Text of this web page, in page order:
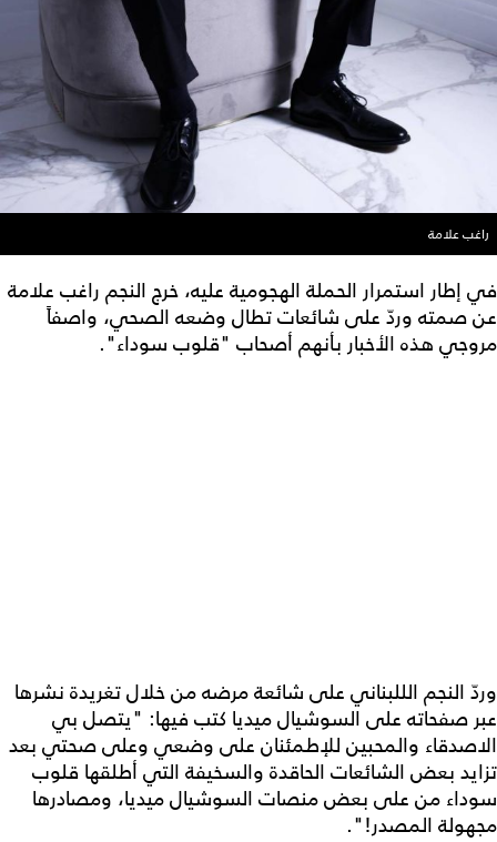
راغب علامة
في إطار استمرار الحملة الهجومية عليه، خرج النجم راغب علامة
عن صمته وردّ على شائعات تطال وضعه الصحي، واصفاً
مروجي هذه الأخبار بأنهم أصحاب "قلوب سوداء".
وردّ النجم الللبناني على شائعة مرضه من خلال تغريدة نشرها
عبر صفحاته على السوشيال ميديا كتب فيها: "يتصل بي
الاصدقاء والمحبين للإطمئنان على وضعي وعلى صحتي بعد
تزايد بعض الشائعات الحاقدة والسخيفة التي أطلقها قلوب
سوداء من على بعض منصات السوشيال ميديا، ومصادرها
مجهولة المصدر!".